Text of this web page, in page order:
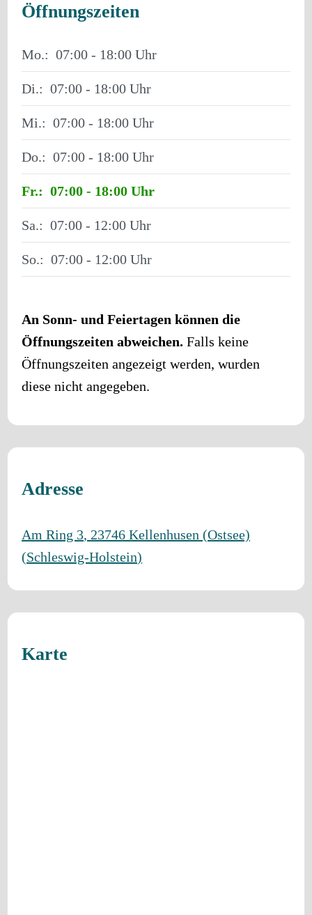
Öffnungszeiten
Mo.: 07:00 - 18:00
Di.: 07:00 - 18:00
Mi.: 07:00 - 18:00
Do.: 07:00 - 18:00
Fr.: 07:00 - 18:00
Sa.: 07:00 - 12:00
So.: 07:00 - 12:00
An Sonn- und Feiertagen können die
Öffnungszeiten abweichen. Falls keine
Öffnungszeiten angezeigt werden, wurden
diese nicht angegeben.
Adresse
Am Ring 3, 23746 Kellenhusen (Ostsee)
(Schleswig-Holstein)
Karte